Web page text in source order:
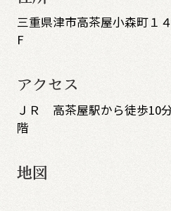
三重県津市高茶屋小森町１
F
アクセス
ＪＲ 高茶屋駅から徒歩10
階
地図